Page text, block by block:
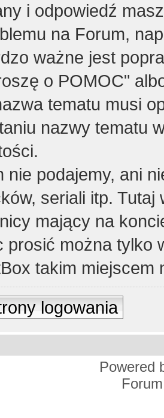
i odpowiedź
na Forum,
ważne jest
o POMOC"
tematu musi
nazwy tematu
nie podajemy, ani
seriali itp. Tutaj
mający na
prosić można tylko
takim miejscem
logowania
Powered